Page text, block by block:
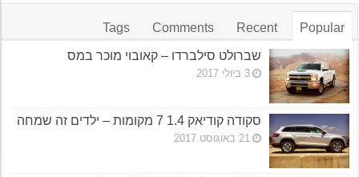
Popular
Recent
Comments
Tags
שברולט סילברדו – קאובוי מוכר במס
3 ביולי 2017
סקודה קודיאק 1.4 7 מקומות – ילדים זה שמחה
21 באוגוסט 2017